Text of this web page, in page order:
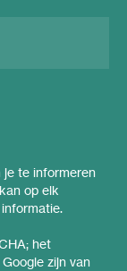
je te informeren
op elk
het
zijn van